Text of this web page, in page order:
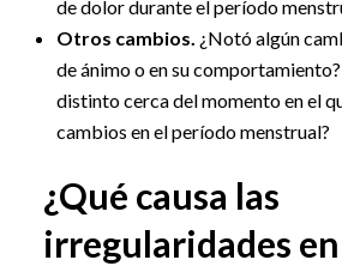
de dolor durante el período
Otros cambios. ¿Notó algún
de ánimo o en su
distinto cerca del momento en el
cambios en el período menstrual?
¿Qué causa las
irregularidades